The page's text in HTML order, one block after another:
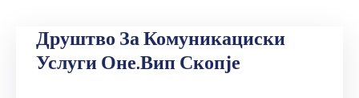
Друштво За Комуникациски
Услуги Оне.Вип Скопје